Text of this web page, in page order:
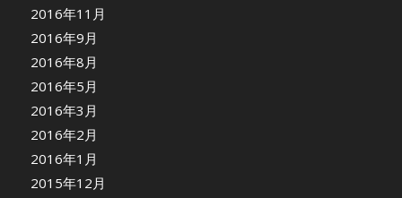
2016年11月
2016年9月
2016年8月
2016年5月
2016年3月
2016年2月
2016年1月
2015年12月